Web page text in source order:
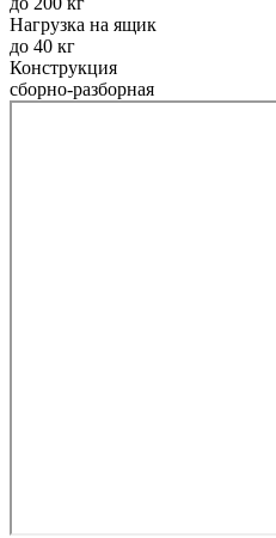
Нагрузка на ящик
до 40 кг
Конструкция
сборно-разборная